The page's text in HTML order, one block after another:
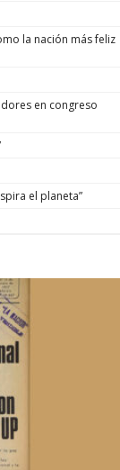
la nación más feliz
en congreso
el planeta”